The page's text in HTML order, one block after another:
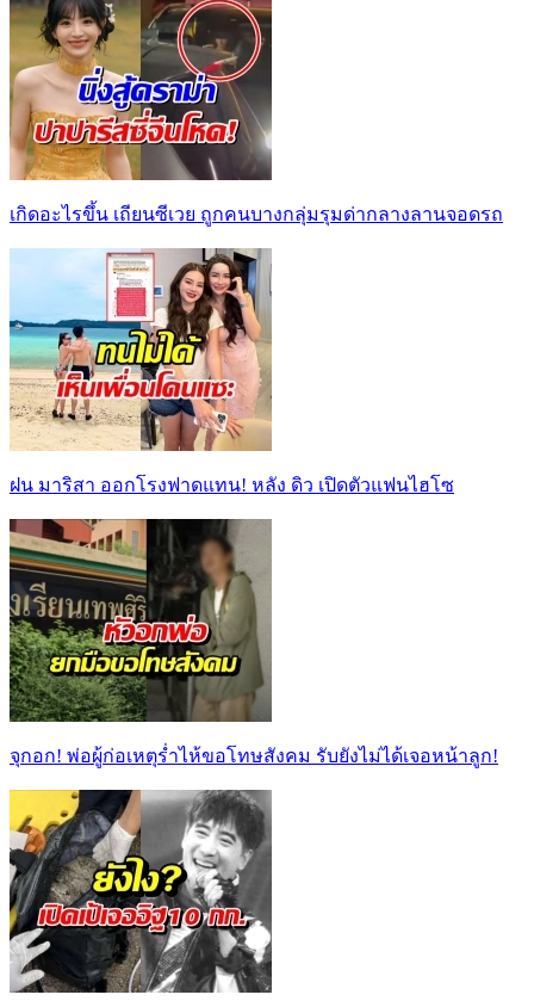
เกิดอะไรขึ้น เถียนซีเวย ถูกคนบางกลุ่มรุมด่ากลางลานจอดรถ
ฝน มาริสา ออกโรงฟาดแทน! หลัง ดิว เปิดตัวแฟนไฮโซ
จุกอก! พ่อผู้ก่อเหตุร่ำไห้ขอโทษสังคม รับยังไม่ได้เจอหน้าลูก!